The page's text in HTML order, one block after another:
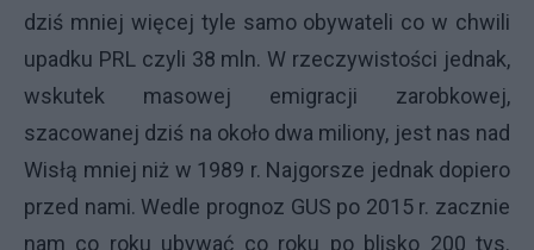
dziś mniej więcej tyle samo obywateli co w chwili
upadku PRL czyli 38 mln. W rzeczywistości jednak,
wskutek masowej emigracji zarobkowej,
szacowanej dziś na około dwa miliony, jest nas nad
Wisłą mniej niż w 1989 r. Najgorsze jednak dopiero
przed nami. Wedle prognoz GUS po 2015 r. zacznie
nam co roku ubywać co roku po blisko 200 tys.